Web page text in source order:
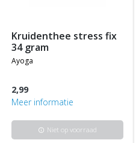
kruidenthee stress fix
34 gram
ayoga
2,99
Meer informatie
info Niet op voorraad